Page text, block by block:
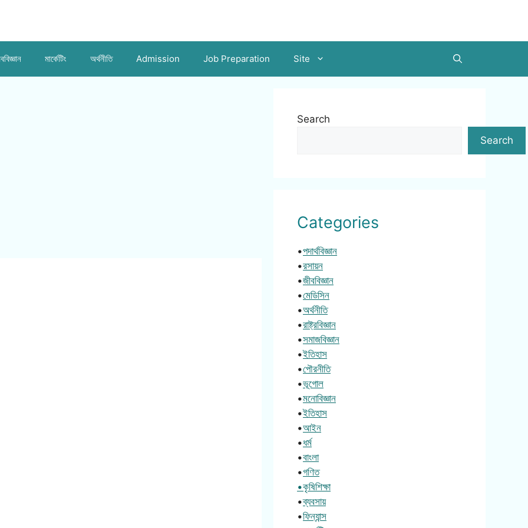
মার্কেটিং অর্থনীতি Admission Job Preparation Site
Search
Search
Categories
•পদার্থবিজ্ঞান
•রসায়ন
•জীববিজ্ঞান
•মেডিসিন
•অর্থনীতি
•রাষ্ট্রবিজ্ঞান
•সমাজবিজ্ঞান
•ইতিহাস
•পৌরনীতি
•ভূগোল
•মনোবিজ্ঞান
•ইতিহাস
•আইন
•ধর্ম
•বাংলা
•গণিত
•কৃষিশিক্ষা
•ব্যবসায়
•ফিন্যান্স